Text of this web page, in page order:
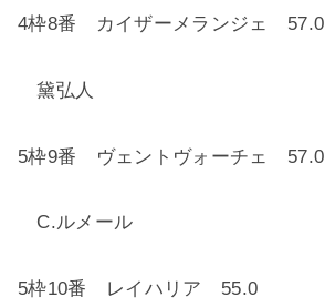
4枠8番 カイザーメランジェ 57.0
黛弘人
5枠9番 ヴェントヴォーチェ 57.0
C.ルメール
5枠10番 レイハリア 55.0